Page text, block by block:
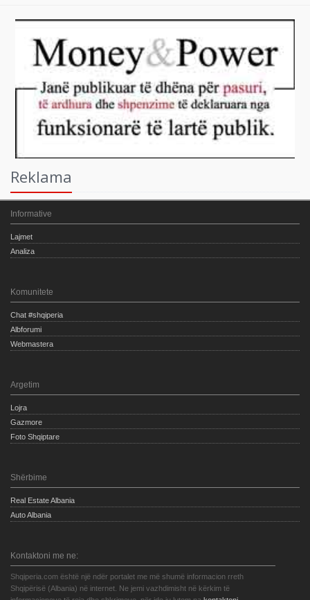
Reklama
Informative
Lajmet
Analiza
Komunitete
Chat #shqiperia
Albforumi
Webmastera
Argetim
Lojra
Gazmore
Foto Shqiptare
Shërbime
Real Estate Albania
Auto Albania
Kontaktoni me ne:
Shqiperia.com është një ndër portalet me më shumë informacion rreth
Shqipërisë (Albania) në internet. Ne jemi vazhdimisht në kërkim të